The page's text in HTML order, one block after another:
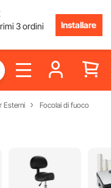
3 ordini
Installare
Esterni Focolai di fuoco